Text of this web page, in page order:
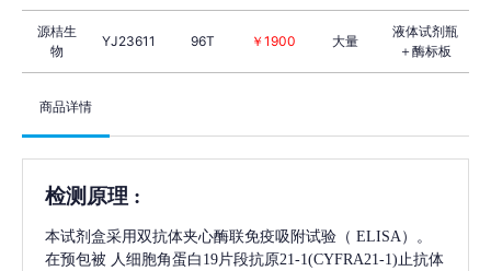
源桔生
物
YJ23611 96T ￥1900 大量
液体试剂瓶
＋酶标板
商品详情
检测原理 :
本试剂盒采用双抗体夹心酶联免疫吸附试验（ ELISA）。
在预包被 人细胞角蛋白19片段抗原21-1(CYFRA21-1) 止抗体